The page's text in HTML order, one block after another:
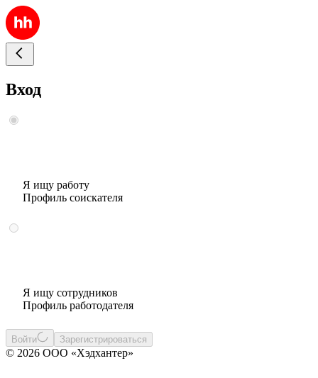
Вход
Я ищу работу
Профиль соискателя
Я ищу сотрудников
Профиль работодателя
Войти Зарегистрироваться
© 2026 ООО «Хэдхантер»